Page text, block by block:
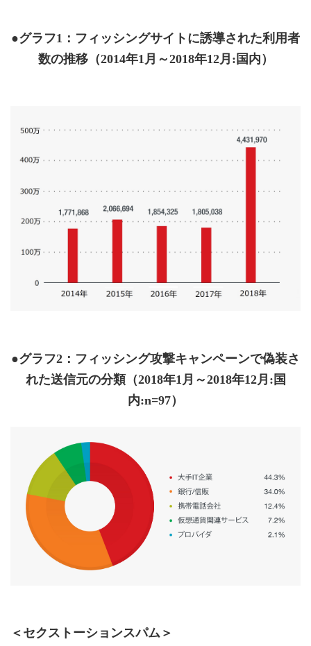
●グラフ1：フィッシングサイトに誘導された利用者
数の推移（2014年1月～2018年12月:国内）
●グラフ2：フィッシング攻撃キャンペーンで偽装さ
れた送信元の分類（2018年1月～2018年12月:国
内:n=97）
＜セクストーションスパム＞